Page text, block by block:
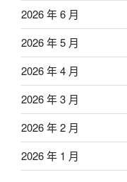
2026 年 6 月
2026 年 5 月
2026 年 4 月
2026 年 3 月
2026 年 2 月
2026 年 1 月